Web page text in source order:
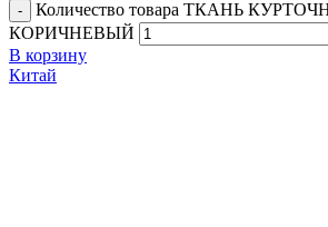
Количество товара ТКАНЬ
КОРИЧНЕВЫЙ
В корзину
Китай